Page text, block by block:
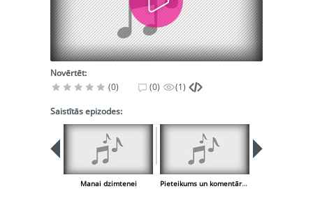
Novērtēt:
(0)
(0) (1)
Saistītās epizodes:
Manai dzimtenei Pieteikums un komentārs ( sveic virsdiriģentus un citus darbiniekus )